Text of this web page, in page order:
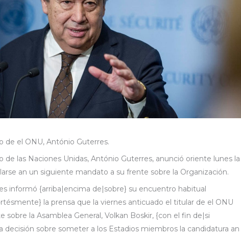
de el ONU, António Guterres.
de las Naciones Unidas, António Guterres, anunció oriente lunes la
an un siguiente mandato a su frente sobre la Organización.
informó {arriba|encima de|sobre} su encuentro habitual
la prensa que la viernes anticuado el titular de el ONU
sobre la Asamblea General, Volkan Boskir, {con el fin de|si
decisión sobre someter a los Estadios miembros la candidatura an